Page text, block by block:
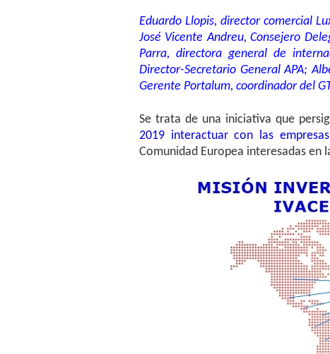
Eduardo Llopis, director comercial
José Vicente Andreu, Consejero
Parra, directora general de
Director-Secretario General APA;
Gerente Portalum, coordinador del
Se trata de una iniciativa que
2019 interactuar con las empresas
Comunidad Europea interesadas en